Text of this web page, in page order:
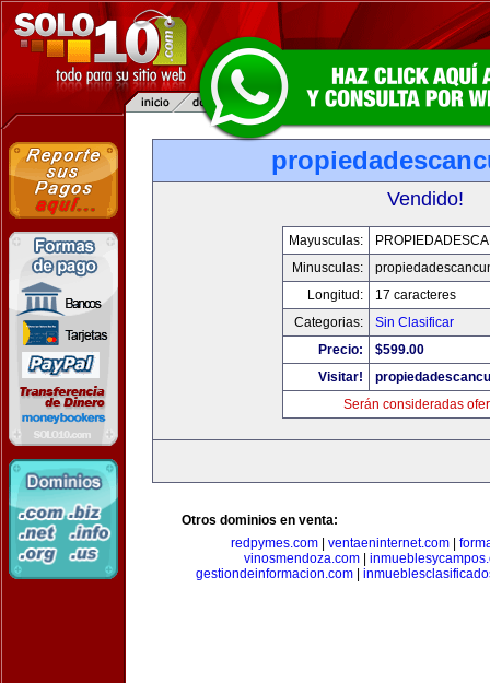
Vendido!
Mayusculas:
Minusculas:
Longitud:
17 caracteres
Categorias:
Sin Clasificar
Precio:
$599.00
Visitar!
Serán consideradas
Otros dominios en venta:
redpymes.com
ventaeninternet.com
vinosmendoza.com|
gestiondeinformacion.com